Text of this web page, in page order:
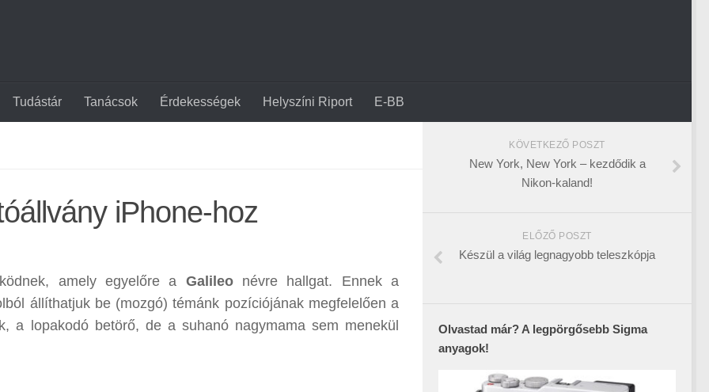
Tudástár Tanácsok Érdekességek Helyszíni Riport E-BB
iPhone-hoz
amely egyelőre a Galileonévre hallgat. Ennek a
állíthatjuk be (mozgó) témánk pozíciójának megfelelően a
a lopakodó betörő, de a suhanó nagymama sem menekül
KÖVETKEZŐ POSZT
New York, New York – kezdődik a
Nikon-kaland!
ELŐZŐ POSZT
Készül a világ legnagyobb teleszkópja
Olvastad már? A legpörgősebb Sigma
anyagok!